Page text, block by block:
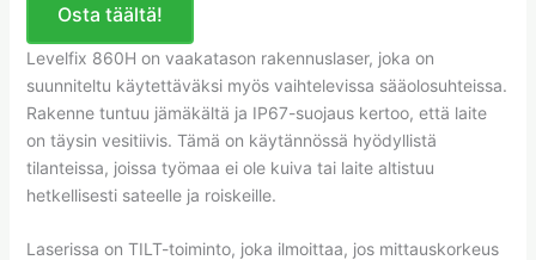
Osta täältä!
Levelfix 860H on vaakatason rakennuslaser, joka on
suunniteltu käytettäväksi myös vaihtelevissa sääolosuhteissa.
Rakenne tuntuu jämäkältä ja IP67-suojaus kertoo, että laite
on täysin vesitiivis. Tämä on käytännössä hyödyllistä
tilanteissa, joissa työmaa ei ole kuiva tai laite altistuu
hetkellisesti sateelle ja roiskeille.
Laserissa on TILT-toiminto, joka ilmoittaa, jos mittauskorkeus